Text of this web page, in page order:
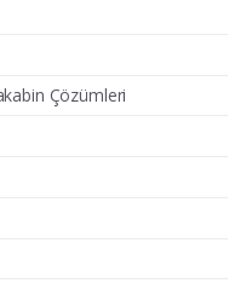
Çözümleri